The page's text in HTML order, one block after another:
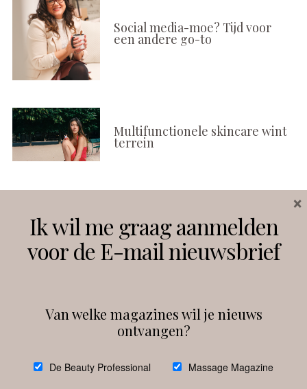
Social media-moe? Tijd voor
een andere go-to
Multifunctionele skincare wint
terrein
Instagram Facebook
debeautyprofessional
Ik wil me graag aanmelden
voor de E-mail nieuwsbrief
Van welke magazines wil je nieuws
ontvangen?
De Beauty Professional Massage Magazine
×